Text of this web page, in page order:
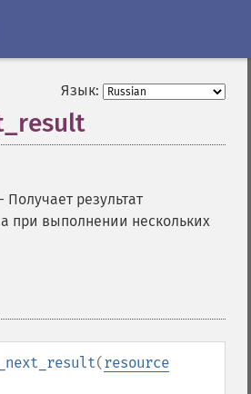
Язык:
Получает результат
при выполнении нескольких
(resource